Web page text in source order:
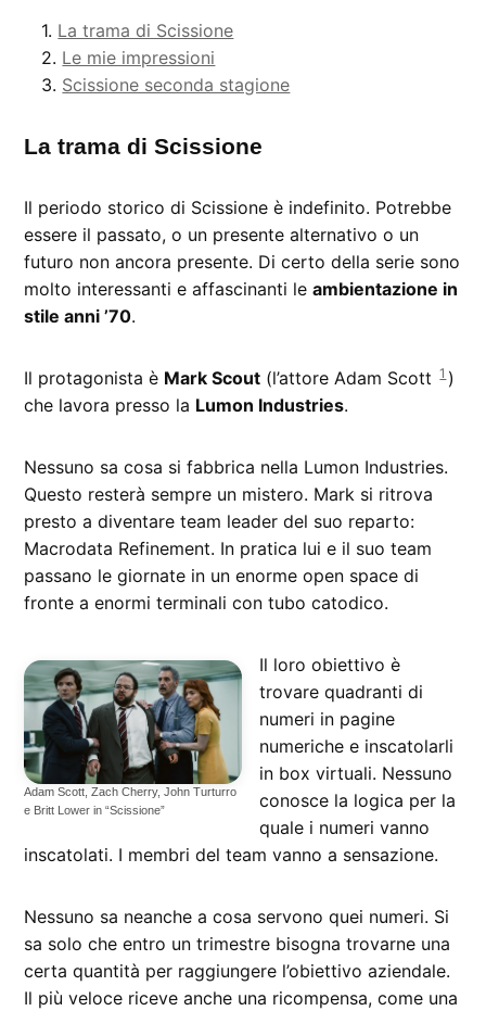
La trama di Scissione
Le mie impressioni
Scissione seconda stagione
La trama di Scissione
Il periodo storico di Scissione è indefinito. Potrebbe
essere il passato, o un presente alternativo o un
futuro non ancora presente. Di certo della serie sono
molto interessanti e affascinanti leambientazione in
stile anni ’70.
Il protagonista è Mark Scout (l’attore Adam Scott 1 )
che lavora presso la Lumon Industries.
Nessuno sa cosa si fabbrica nella Lumon Industries.
Questo resterà sempre un mistero. Mark si ritrova
presto a diventare team leader del suo reparto:
Macrodata Refinement. In pratica lui e il suo team
passano le giornate in un enorme open space di
fronte a enormi terminali con tubo catodico.
Adam Scott, Zach Cherry, John Turturro
e Britt Lower in “Scissione”
Il loro obiettivo è
trovare quadranti di
numeri in pagine
numeriche e inscatolarli
in box virtuali. Nessuno
conosce la logica per la
quale i numeri vanno
inscatolati. I membri del team vanno a sensazione.
Nessuno sa neanche a cosa servono quei numeri. Si
sa solo che entro un trimestre bisogna trovarne una
certa quantità per raggiungere l’obiettivo aziendale.
Il più veloce riceve anche una ricompensa, come una